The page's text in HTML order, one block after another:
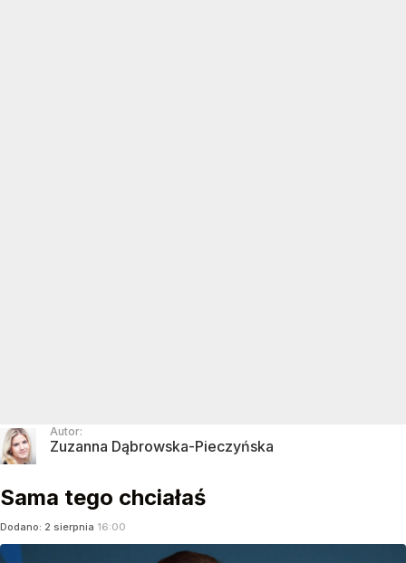
Autor:
Zuzanna Dąbrowska-Pieczyńska
Sama tego chciałaś
Dodano: 2 sierpnia 16:00